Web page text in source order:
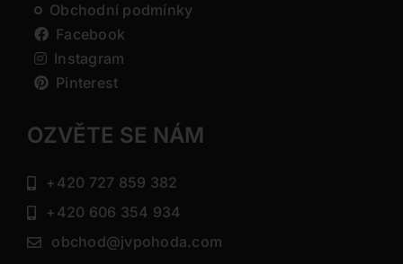
Obchodní podmínky
Facebook
Instagram
Pinterest
OZVĚTE SE NÁM
+420 727 859 382
+420 606 354 934
obchod@jvpohoda.com